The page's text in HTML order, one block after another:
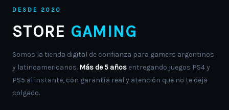
DESDE 2020
STORE GAMING
Somos la tienda digital de confianza para gamers argentinos
y latinoamericanos. Más de 5 años entregando juegos PS4 y
PS5 al instante, con garantía real y atención que no te deja
colgado.